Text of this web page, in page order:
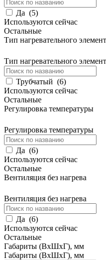
Да (5)
Используются сейчас
Остальные
Тип нагревательного
Тип нагревательного
Трубчатый (6)
Используются сейчас
Остальные
Регулировка температуры
Регулировка температуры
Да (6)
Используются сейчас
Остальные
Вентиляция без нагрева
Вентиляция без нагрева
Да (6)
Используются сейчас
Остальные
Габариты (ВхШхГ), мм
Габариты (ВхШхГ), мм